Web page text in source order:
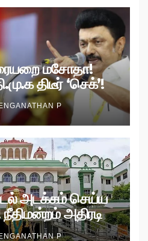
மசோதா!
திடீர் ‘செக்’!
P
அடக்கம் செய்ய
அதிரடி
P